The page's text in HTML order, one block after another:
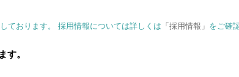
ております。 採用情報については詳しくは 「採用情報」 をご確
す。